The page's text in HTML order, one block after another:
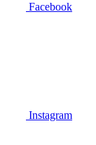
Facebook
Instagram